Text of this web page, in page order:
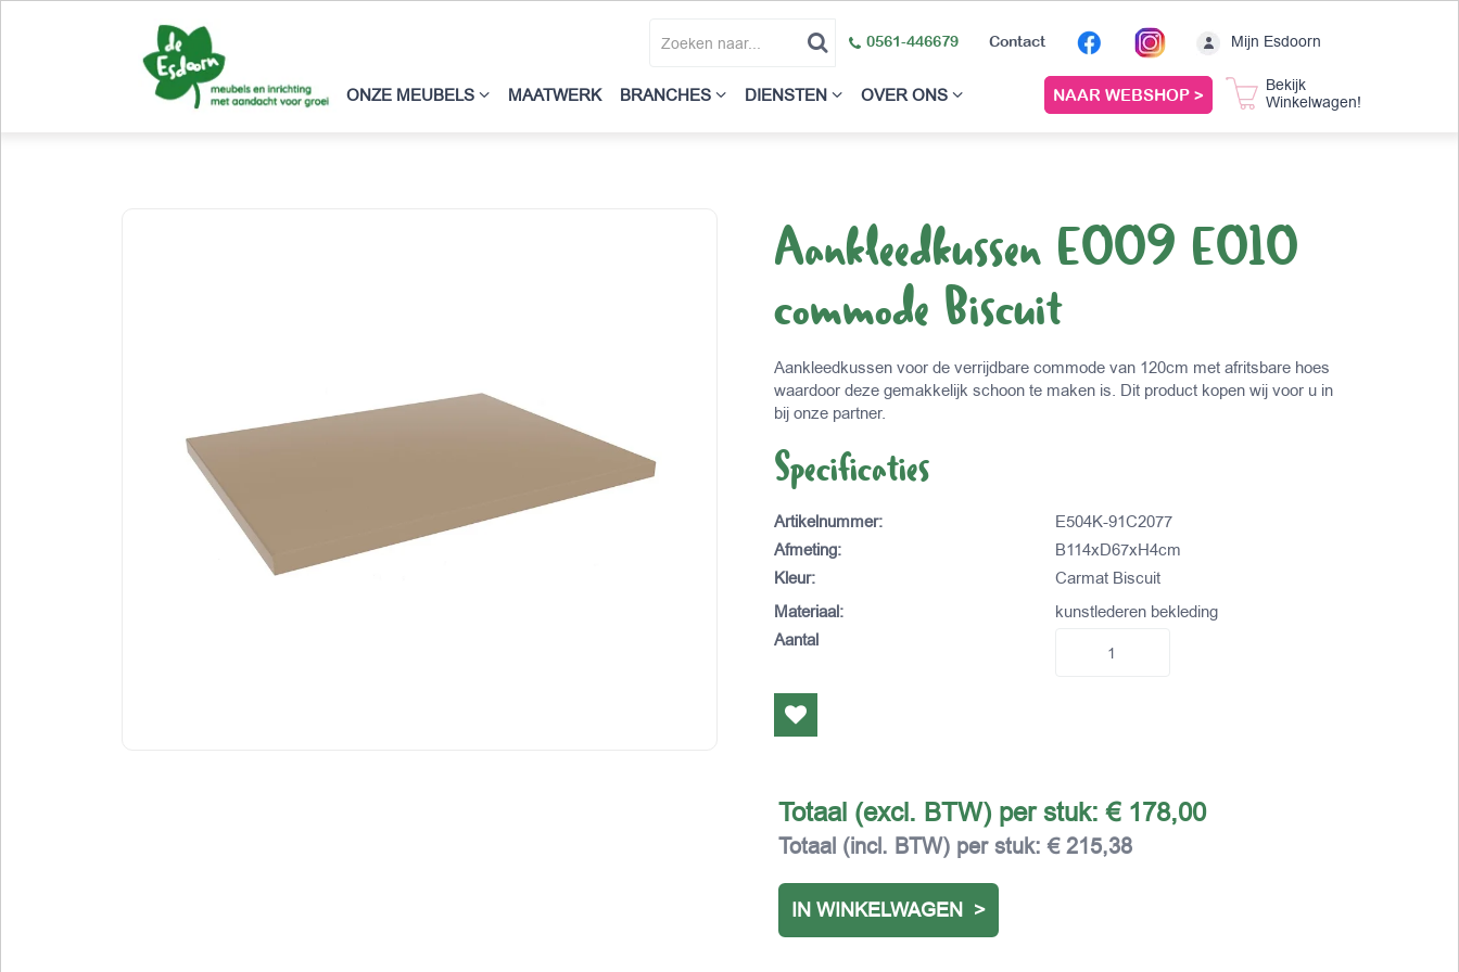
0561-446679 Contact Mijn Esdoorn
ONZE MEUBELS MAATWERK BRANCHES DIENSTEN OVER ONS NAAR WEBSHOP >
Bekijk
Winkelwagen!
Aankleedkussen E009 E010
commode Biscuit
Aankleedkussen voor de verrijdbare commode van 120cm met afritsbare hoes
waardoor deze gemakkelijk schoon te maken is. Dit product kopen wij voor u in
bij onze partner.
Specificaties
Artikelnummer:
E504K-91C2077
Afmeting:
B114xD67xH4cm
Kleur:
Carmat Biscuit
Materiaal:
kunstlederen bekleding
Aantal
Totaal (excl. BTW) per stuk:€ 178,00
Totaal (incl. BTW) per stuk:€ 215,38
IN WINKELWAGEN >